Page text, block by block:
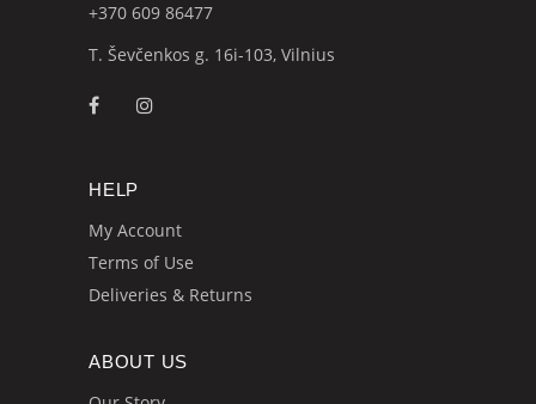
+370 609 86477
T. Ševčenkos g. 16i-103, Vilnius
HELP
My Account
Terms of Use
Deliveries & Returns
ABOUT US